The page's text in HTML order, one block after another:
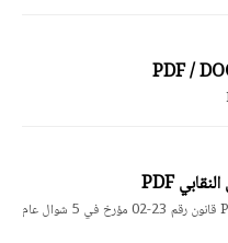
قانون رقم 23-02 يتعلق بممارسة الحق النقابي PDF قانون رقم 23-02 مؤرخ في 5 شوال عام